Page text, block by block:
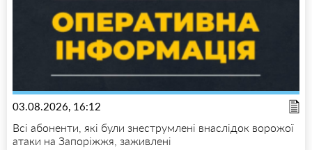
03.08.2026, 16:12
Всі абоненти, які були знеструмлені внаслідок ворожої
атаки на Запоріжжя, заживлені